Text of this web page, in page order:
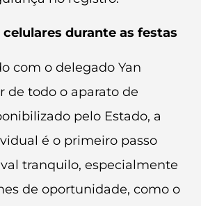
durante as festas
com o delegado Yan
de todo o aparato de
pelo Estado, a
é o primeiro passo
tranquilo, especialmente
de oportunidade, como o